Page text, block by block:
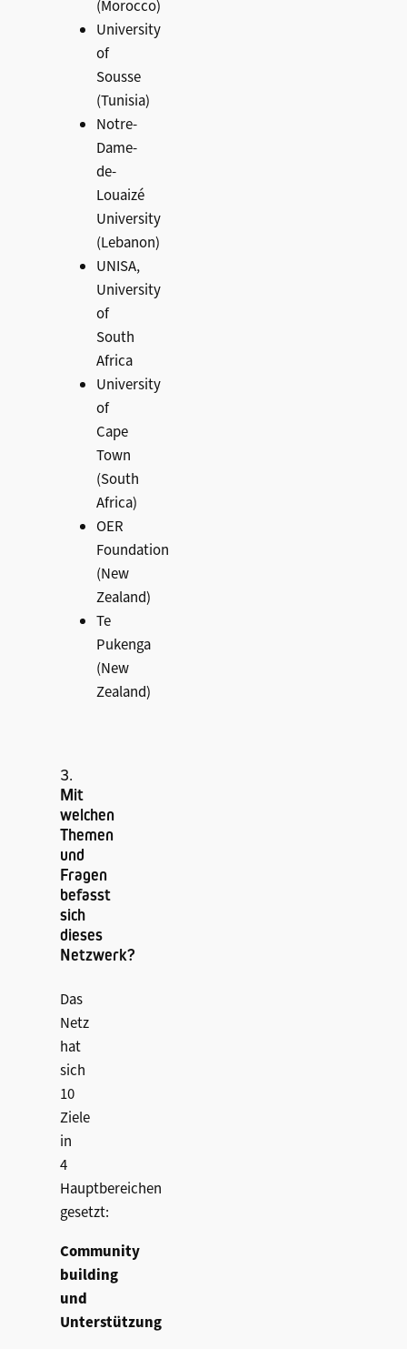
(Morocco)
University
of
Sousse
(Tunisia)
Notre-
Dame-
de-
Louaizé
University
(Lebanon)
UNISA,
University
of
South
Africa
University
of
Cape
Town
(South
Africa)
OER
Foundation
(New
Zealand)
Te
Pukenga
(New
Zealand)
3.
Mit
welchen
Themen
und
Fragen
befasst
sich
dieses
Netzwerk?
Das
Netz
hat
sich
10
Ziele
in
4
Hauptbereichen
gesetzt:
Community
building
und
Unterstützung